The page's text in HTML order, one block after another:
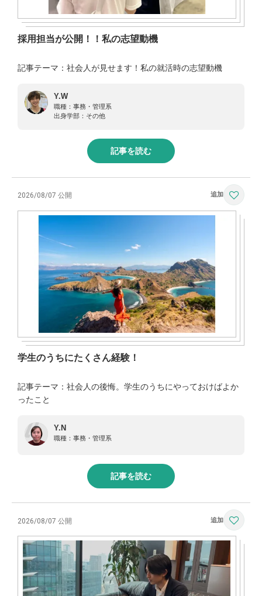
採用担当が公開！！私の志望動機
記事テーマ：社会人が見せます！私の就活時の志望動機
Y.W
職種： 事務・管理系
出身学部： その他
記事を読む
2026/08/07 公開
学生のうちにたくさん経験！
記事テーマ：社会人の後悔。学生のうちにやっておけばよか
ったこと
Y.N
職種： 事務・管理系
記事を読む
2026/08/07 公開